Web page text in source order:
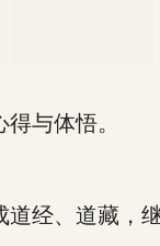
与体悟。
、道藏，继